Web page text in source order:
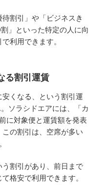
割引」や「ビジネスき
」といった特定の人に向
利用できます。
る割引運賃
くなる、という割引運
ソラシドエアには、「カ
に対象便と運賃額を発表
の割引は、空席が多い
割引があり、前日まで
格安で利用できます。